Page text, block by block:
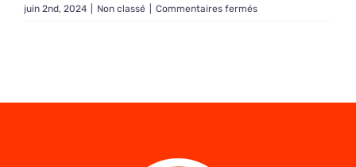
juin 2nd, 2024 Non classé Commentaires ferméssur
–